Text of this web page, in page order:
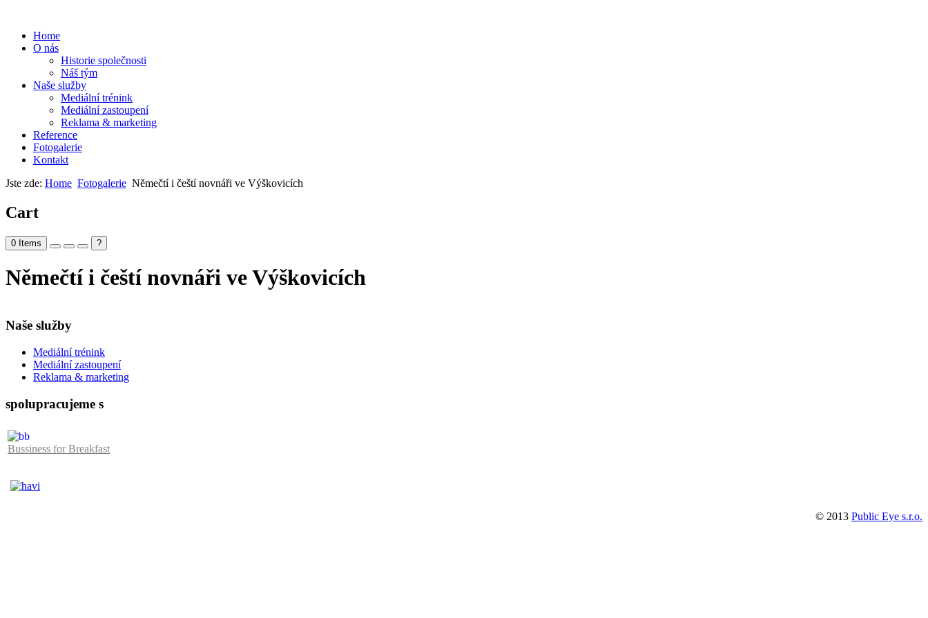
Home
O nás
Historie společnosti
Náš tým
Naše služby
Mediální trénink
Mediální zastoupení
Reklama & marketing
Reference
Fotogalerie
Kontakt
Jste zde: Home Fotogalerie Němečtí i čeští novnáři ve Výškovicích
Cart
0 Items ?
Němečtí i čeští novnáři ve Výškovicích
Naše služby
Mediální trénink
Mediální zastoupení
Reklama & marketing
spolupracujeme s
Bussiness for Breakfast
© 2013 Public Eye s.r.o.